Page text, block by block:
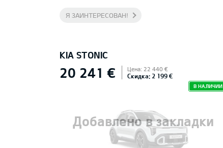
Я ЗАИНТЕРЕСОВАН!
KIA STONIC
Добавлено в закладки
20 241 € Цена: 22 440 €
Скидка: 2 199 €
В НАЛИЧИИ